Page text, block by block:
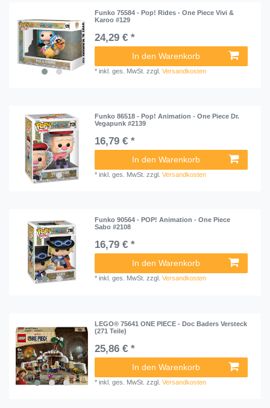
Funko 75584 - Pop! Rides - One Piece Vivi &
Karoo #129
24,29 € *
In den Warenkorb
*inkl. ges. MwSt. zzgl.Versandkosten
Funko 86518 - Pop! Animation - One Piece Dr.
Vegapunk #2139
16,79 € *
In den Warenkorb
*inkl. ges. MwSt. zzgl.Versandkosten
Funko 90564 - POP! Animation - One Piece
Sabo #2108
16,79 € *
In den Warenkorb
*inkl. ges. MwSt. zzgl.Versandkosten
LEGO® 75641 ONE PIECE - Doc Baders Versteck
(271 Teile)
25,86 € *
In den Warenkorb
*inkl. ges. MwSt. zzgl.Versandkosten